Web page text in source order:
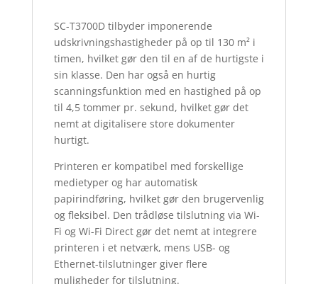
SC-T3700D tilbyder imponerende
udskrivningshastigheder på op til 130 m² i
timen, hvilket gør den til en af de hurtigste i
sin klasse. Den har også en hurtig
scanningsfunktion med en hastighed på op
til 4,5 tommer pr. sekund, hvilket gør det
nemt at digitalisere store dokumenter
hurtigt.
Printeren er kompatibel med forskellige
medietyper og har automatisk
papirindføring, hvilket gør den brugervenlig
og fleksibel. Den trådløse tilslutning via Wi-
Fi og Wi-Fi Direct gør det nemt at integrere
printeren i et netværk, mens USB- og
Ethernet-tilslutninger giver flere
muligheder for tilslutning.